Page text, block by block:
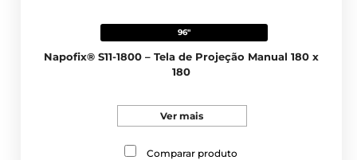
96"
Napofix® S11-1800 – Tela de Projeção Manual 180 x
180
Ver mais
Comparar produto